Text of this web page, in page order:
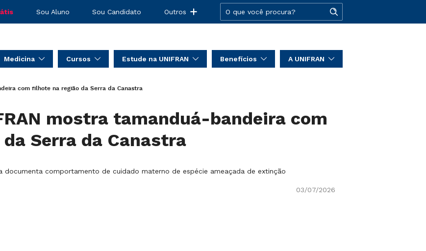
Sou Aluno Sou Candidato Outros
Medicina Cursos Estude na UNIFRAN Benefícios A UNIFRAN
com filhote na região da Serra da Canastra
mostra tamanduá-bandeira com
Serra da Canastra
comportamento de cuidado materno de espécie ameaçada de extinção
03/07/2026